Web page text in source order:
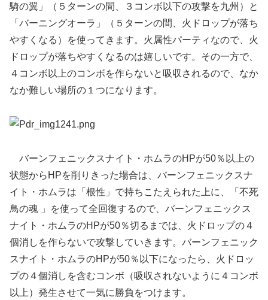
騎の翼」（５ターンの間、３コンボ以下の攻撃を九州）と
「バーニングオーラ」（５ターンの間、火ドロップが落ち
やすくなる）を使ってきます。火属性パーティなので、火
ドロップが落ちやすくなるのは嬉しいです。その一方で、
４コンボ以上のコンボを作らないと吸収されるので、なか
なか難しい場所の１つになります。
バーンフェニックスナイト・ホムラのHPが50％以上の
状態からHPを削りきった場合は、バーンフェニックスナ
イト・ホムラは「根性」で持ちこたえられた上に、「不死
鳥の魂 」を使って全回復するので、バーンフェニックス
ナイト・ホムラのHPが50％切るまでは、火ドロップの４
個消しを作らないで攻撃していきます。バーンフェニック
スナイト・ホムラのHPが50％以下になったら、火ドロッ
プの４個消しを含むコンボ（吸収されないように４コンボ
以上）発生させて一気に勝負をつけます。